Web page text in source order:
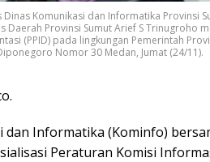
Dinas Komunikasi dan Informatika Provinsi
Daerah Provinsi Sumut Arief S Trinugroho
(PPID) pada lingkungan Pemerintah
Nomor 30 Medan, Jumat (24/11).
dan Informatika (Kominfo)
Peraturan Komisi